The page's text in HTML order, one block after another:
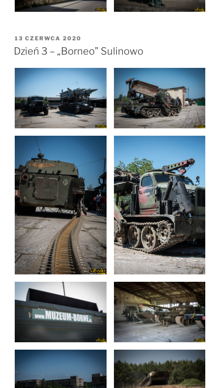
OPUBLIKOWANE
W
13 CZERWCA 2020
Dzień 3 – „Borneo” Sulinowo